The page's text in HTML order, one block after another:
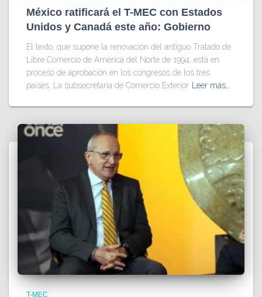
México ratificará el T-MEC con Estados
Unidos y Canadá este año: Gobierno
El texto, que supone la renovación del antiguo Tratado de
Libre Comercio de América del Norte de 1994, está en
proceso de aprobación en los congresos de los tres
países. La subsecretaria de Comercio Exterior
Leer más…
T-MEC